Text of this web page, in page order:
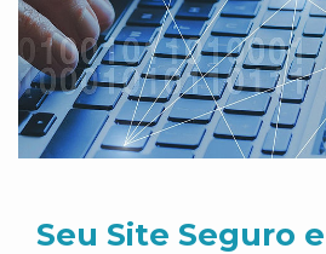
Seu Site Seguro